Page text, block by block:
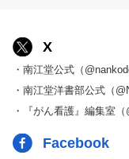
X
・南江堂公式（
・南江堂洋書部公式（
・『がん看護』編集室（
Facebook